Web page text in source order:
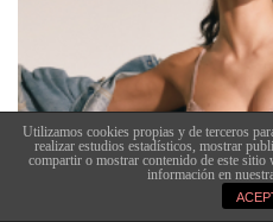
Utilizamos cookies propias y de terceros
realizar estudios estadísticos, mostrar
compartir o mostrar contenido de este sitio
información en